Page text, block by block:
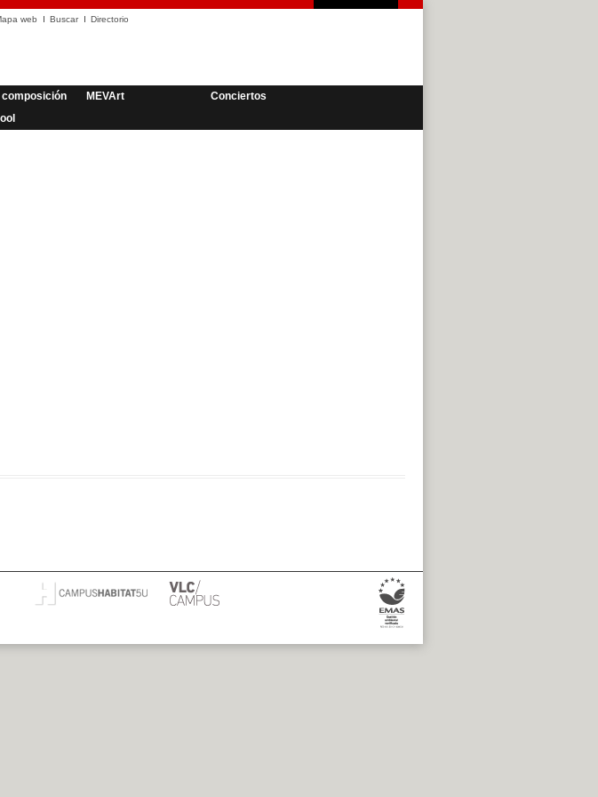
web Buscar Directorio
MEVArt
Conciertos